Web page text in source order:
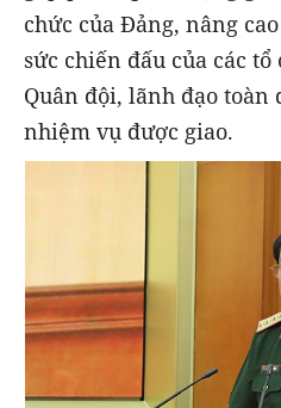
chức của Đảng, nâng
sức chiến đấu của các
Quân đội, lãnh đạo toàn
nhiệm vụ được giao.